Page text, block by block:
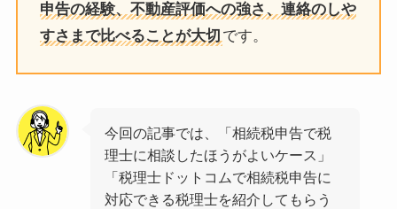
申告の経験、不動産評価への強さ、連絡のしや
すさまで比べることが大切 です。
今回の記事では、「相続税申告で税
理士に相談したほうがよいケース」
「税理士ドットコムで相続税申告に
対応できる税理士を紹介してもらう